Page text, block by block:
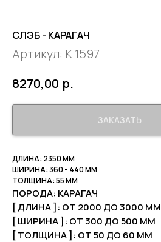
СЛЭБ - КАРАГАЧ
Артикул: К 1597
8270,00 р.
ЗАКАЗАТЬ
ДЛИНА: 2350 ММ
ШИРИНА: 360 - 440 ММ
ТОЛЩИНА: 55 ММ
ПОРОДА: КАРАГАЧ
[ ДЛИНА ]: ОТ 2000 ДО 3000 ММ
[ ШИРИНА ]: ОТ 300 ДО 500 ММ
[ ТОЛЩИНА ]: ОТ 50 ДО 60 ММ